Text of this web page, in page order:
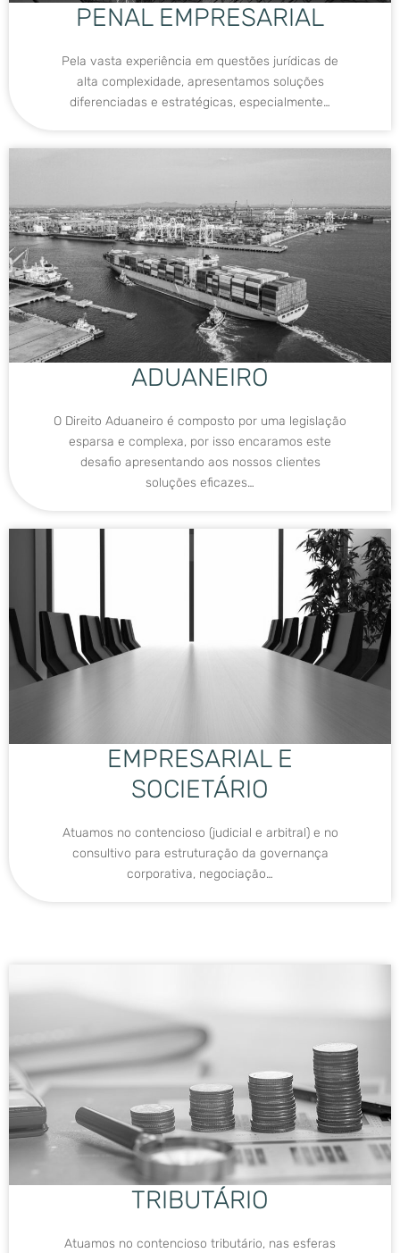
PENAL EMPRESARIAL
Pela vasta experiência em questões jurídicas de
alta complexidade, apresentamos soluções
diferenciadas e estratégicas, especialmente…
ADUANEIRO
O Direito Aduaneiro é composto por uma legislação
esparsa e complexa, por isso encaramos este
desafio apresentando aos nossos clientes
soluções eficazes…
EMPRESARIAL E
SOCIETÁRIO
Atuamos no contencioso (judicial e arbitral) e no
consultivo para estruturação da governança
corporativa, negociação…
TRIBUTÁRIO
Atuamos no contencioso tributário, nas esferas